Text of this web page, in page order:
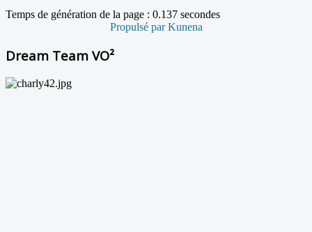
Temps de génération de la page : 0.137 secondes
Propulsé parKunena
Dream Team VO²